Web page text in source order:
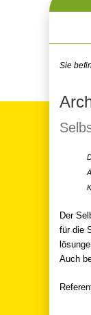
Sie
Der
für die
Auch